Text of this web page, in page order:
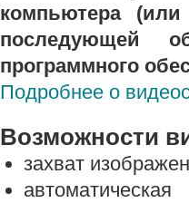
компьютера (или
последующей
программного
Подробнее о
Возможности
захват